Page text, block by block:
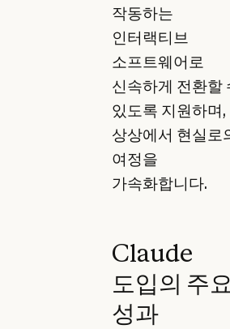
작동하는
인터랙티브
소프트웨어로
신속하게 전환할
있도록 지원하며,
상상에서 현실로
여정을
가속화합니다.
Claude
도입의 주
성과